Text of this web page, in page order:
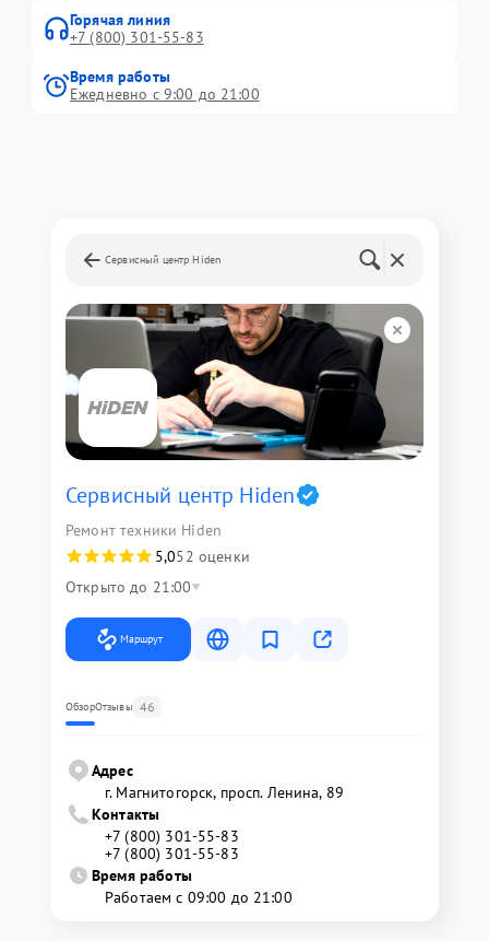
Горячая линия
+7 (800) 301-55-83
Время работы
Ежедневно с 9:00 до 21:00
Сервисный центр Hiden
Сервисный центр Hiden
Ремонт техники Hiden
5,052 оценки
Открыто до 21:00
Маршрут
ОбзорОтзывы 46
Адрес
г. Магнитогорск, просп. Ленина, 89
Контакты
+7 (800) 301-55-83
+7 (800) 301-55-83
Время работы
Работаем с 09:00 до 21:00